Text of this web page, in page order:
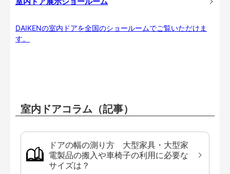
DAIKENの室内ドアを全国のショールームでご覧いただけま
す。
室内ドアコラム（記事）
ドアの幅の測り方 大型家具・大型家
電製品の搬入や車椅子の利用に必要な
サイズは？